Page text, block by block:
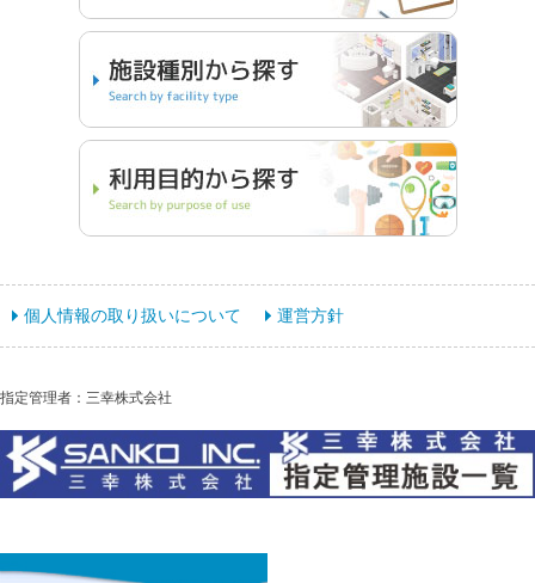
個人情報の取り扱いについて 運営方針
指定管理者：三幸株式会社